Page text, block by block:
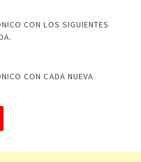
CON LOS SIGUIENTES
CON CADA NUEVA